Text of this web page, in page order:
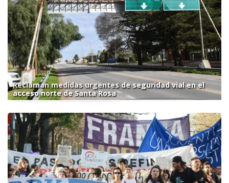
Reclaman medidas urgentes de seguridad vial en el
acceso norte de Santa Rosa